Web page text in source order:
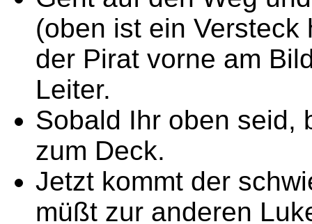
(oben ist ein
der Pirat vorne am
Leiter.
Sobald Ihr oben seid,
zum Deck.
Jetzt kommt der
müßt zur anderen